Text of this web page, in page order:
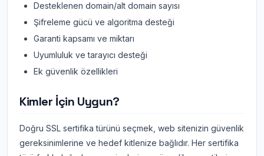
Desteklenen domain/alt domain sayısı
Şifreleme gücü ve algoritma desteği
Garanti kapsamı ve miktarı
Uyumluluk ve tarayıcı desteği
Ek güvenlik özellikleri
Kimler İçin Uygun?
Doğru SSL sertifika türünü seçmek, web sitenizin güvenlik
gereksinimlerine ve hedef kitlenize bağlıdır. Her sertifika